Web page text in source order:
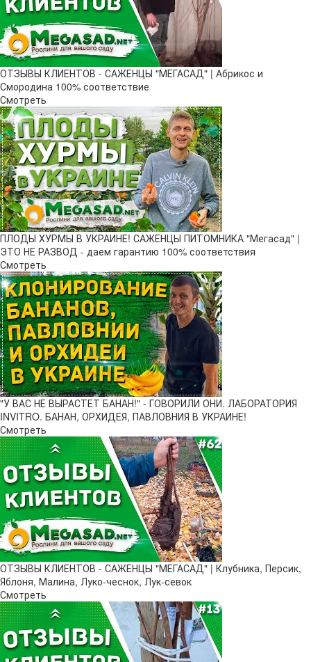
ОТЗЫВЫ КЛИЕНТОВ - САЖЕНЦЫ "МЕГАСАД" | Абрикос и
Смородина 100% соответствие
Смотреть
ПЛОДЫ ХУРМЫ В УКРАИНЕ! САЖЕНЦЫ ПИТОМНИКА "Мегасад" |
ЭТО НЕ РАЗВОД - даем гарантию 100% соответствия
Смотреть
"У ВАС НЕ ВЫРАСТЕТ БАНАН!" - ГОВОРИЛИ ОНИ. ЛАБОРАТОРИЯ
INVITRO. БАНАН, ОРХИДЕЯ, ПАВЛОВНИЯ В УКРАИНЕ!
Смотреть
ОТЗЫВЫ КЛИЕНТОВ - САЖЕНЦЫ "МЕГАСАД" | Клубника, Персик,
Яблоня, Малина, Луко-чеснок, Лук-севок
Смотреть